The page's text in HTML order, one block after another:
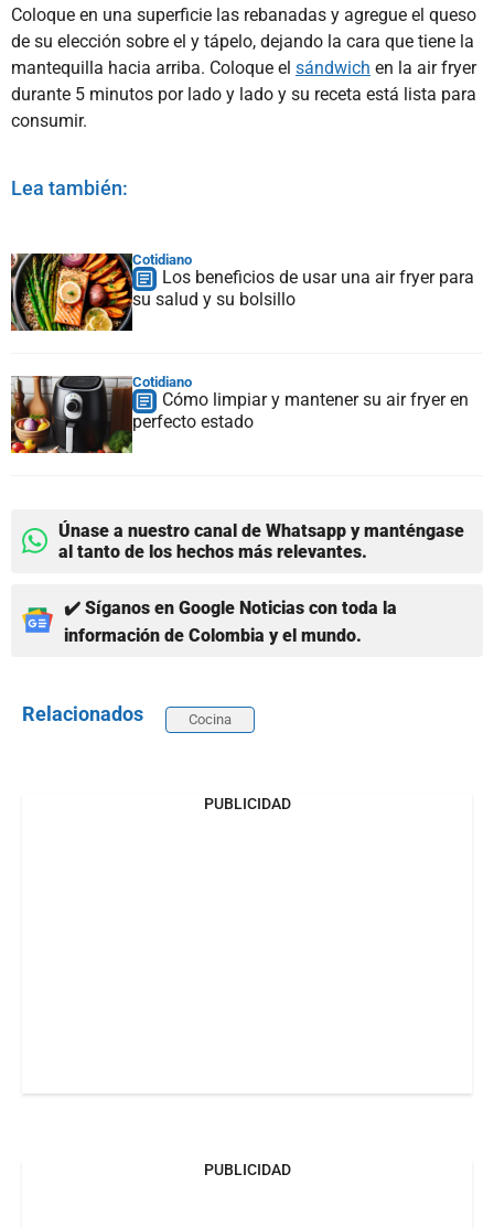
Coloque en una superficie las rebanadas y agregue el queso
de su elección sobre el y tápelo, dejando la cara que tiene la
mantequilla hacia arriba. Coloque el sándwich en la air fryer
durante 5 minutos por lado y lado y su receta está lista para
consumir.
Lea también:
Cotidiano
Los beneficios de usar una air fryer para
su salud y su bolsillo
Cotidiano
Cómo limpiar y mantener su air fryer en
perfecto estado
Únase a nuestro canal de Whatsapp y manténgase
al tanto de los hechos más relevantes.
✔️ Síganos en Google Noticias con toda la
información de Colombia y el mundo.
Relacionados Cocina
PUBLICIDAD
PUBLICIDAD